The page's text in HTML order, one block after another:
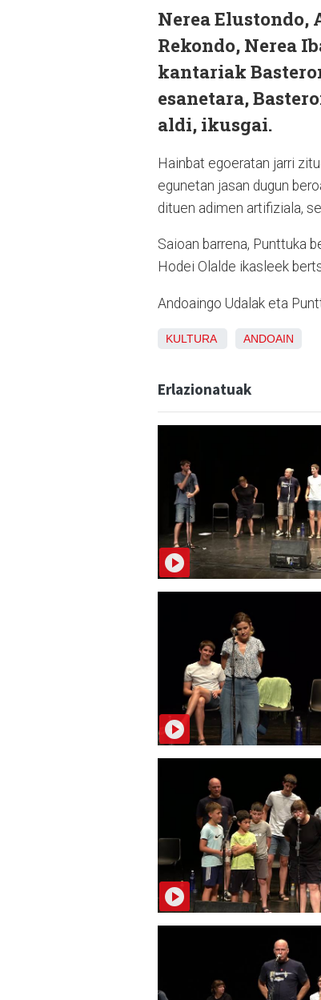
Nerea
Rekondo, Nerea
kantariak
esanetara,
aldi, ikusgai.
Hainbat egoeratan jarri
egunetan jasan dugun
dituen adimen artifiziala,
Saioan barrena, Punttuka
Hodei Olalde ikasleek
Andoaingo Udalak eta
KULTURA ANDOAIN
Erlazionatuak